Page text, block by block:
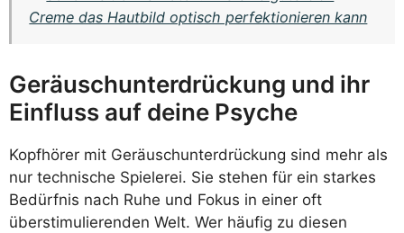
Creme das Hautbild optisch perfektionieren kann
Geräuschunterdrückung und ihr
Einfluss auf deine Psyche
Kopfhörer mit Geräuschunterdrückung sind mehr als
nur technische Spielerei. Sie stehen für ein starkes
Bedürfnis nach Ruhe und Fokus in einer oft
überstimulierenden Welt. Wer häufig zu diesen